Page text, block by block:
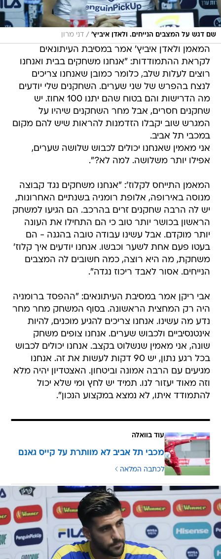
שם דגש על המצבים הנייחים. ולאדן איביץ' / דני מרון
המאמן ולאדן איביץ' אמר במסיבת העיתונאים
לקראת ההתמודדות: "אנחנו משחקים בבית ואנחנו
רוצים לעלות שלב, כלומר כמובן שאנחנו צריכים
לנצח בהפרש של שני שערים. השחקנים שלי יודעים
מה הדרישות והם בטוח שהם יתנו 100 אחוז. יש
שחקנים חסרים, אבל מחר השחקנים שיהיו על
המגרש שוב יקבלו הזדמנות להראות שיש להם מקום
במכבי תל אביב.
אני מאמין שאנחנו יכולים לכבוש שלושה שערים,
אפילו יותר משלושה. למה לא?".
המאמן התייחס לקלוז': "אנחנו משחקים נגד קבוצה
מנוסה באירופה, אלופת רומניה בשנתיים האחרונות,
יש לה הרבה שחקנים זרים בהרכב. הם הגיעו למשחק
הראשון בכושר יותר טוב כי הם התחילו את העונה
יותר מוקדם. אבל עשינו עבודה טובה בהגנה - הם
בעטו פעם אחת לשער וכבשו. אנחנו יודעים איך קלוז'
משחקת, מה היא רוצה, כמה חשובים לה המצבים
הנייחים. אסור לאבד ריכוז נגדה".
אבי ריקן אמר במסיבת העיתונאים: "ההפסד ברומניה
היה רק המחצית הראשונה. בסוף המשחק מחר מחר
נדע מה עשינו. אנחנו צריכים להגיע מוכנים, להיות
אינטנסיביים ולכבוש שערים. אנחנו צופים משחק
שונה, אני מאמין שנשלוט בקצב. אנחנו יכולים לכבוש
בכל רגע נתון, יש 90 דקות לעשות את זה. אנחנו
מגיעים עם הרבה אמונה וביטחון. האצטדיון יהיה מלא
וזה מאוד יעזור לנו. תמיד יש לחץ ומי שלא יכול
להתמודד איתו, לא נמצא במקצוע הנכון".
עוד בוואלה
מכבי תל אביב לא מוותרת על קייס גאנם
לכתבה המלאה